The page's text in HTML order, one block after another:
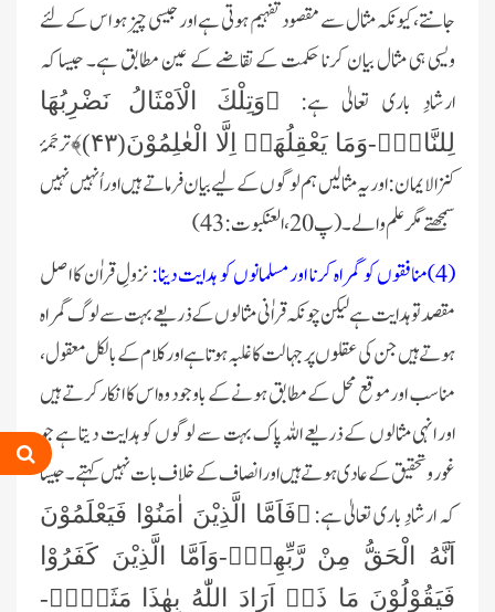
جانتے،کیونکہ مثال سے مقصود ‏تفہیم ہوتی ہے اور جیسی چیز ہو اس کے لئے
ویسی ہی مثال بیان کرنا حکمت کے تقاضے کے عین مطابق ہے۔ جیسا کہ
ارشادِ باری تعالیٰ ‏ہے: ﴿وَتِلْكَ الْاَمْثَالُ نَضْرِبُهَا
لِلنَّاسِۚ-وَمَا یَعْقِلُهَاۤ اِلَّا الْعٰلِمُوْنَ(۴۳) ﴾ترجَمۂ
کنزالایمان: اور یہ مثالیں ہم لوگوں کے لیے بیان ‏فرماتے ہیں اور اُنہیں نہیں
سمجھتے مگر علم والے۔(پ 20،العنکبوت:43)‏
‏(4)منافقوں کو گمراہ کرنا اور مسلمانوں کو ہدایت دینا:
نزولِ قراٰن کا اصل
مقصد تو ہدایت ہے لیکن چونکہ قراٰنی مثالوں کے ‏ذریعے بہت سے لوگ گمراہ
ہوتے ہیں جن کی عقلوں پر جہالت کا غلبہ ہوتا ہے اور کلام کے بالکل معقول،
مناسب اور موقع محل ‏کے مطابق ہونے کے باوجود وہ اس کا انکار کرتے ہیں
اور انہی مثالوں کے ذریعے اللہ پاک بہت سے لوگوں کو ہدایت دیتا ہے جو
غور و ‏تحقیق کے عادی ہوتے ہیں اور انصاف کے خلاف بات نہیں کہتے۔جیسا
کہ ارشادِ باری تعالیٰ ہے: ﴿فَاَمَّا الَّذِیْنَ اٰمَنُوْا فَیَعْلَمُوْنَ
‏اَنَّهُ الْحَقُّ مِنْ رَّبِّهِمْۚ-وَاَمَّا الَّذِیْنَ كَفَرُوْا
فَیَقُوْلُوْنَ مَا ذَاۤ اَرَادَ اللّٰهُ بِهٰذَا مَثَلًاۘ-